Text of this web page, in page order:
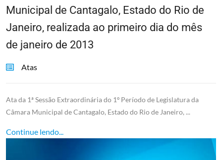
Municipal de Cantagalo, Estado do Rio de
Janeiro, realizada ao primeiro dia do mês
de janeiro de 2013
Atas
Ata da 1ª Sessão Extraordinária do 1º Período de Legislatura da
Câmara Municipal de Cantagalo, Estado do Rio de Janeiro, ...
Continue lendo...